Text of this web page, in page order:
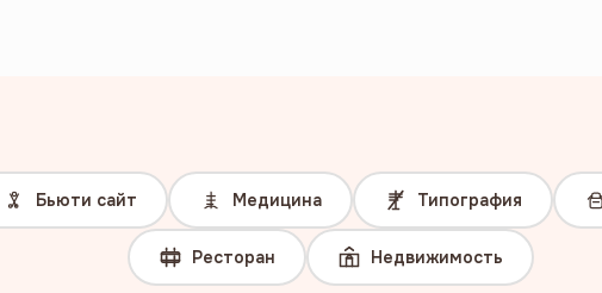
Бьюти сайт Медицина Типография
Ресторан Недвижимость